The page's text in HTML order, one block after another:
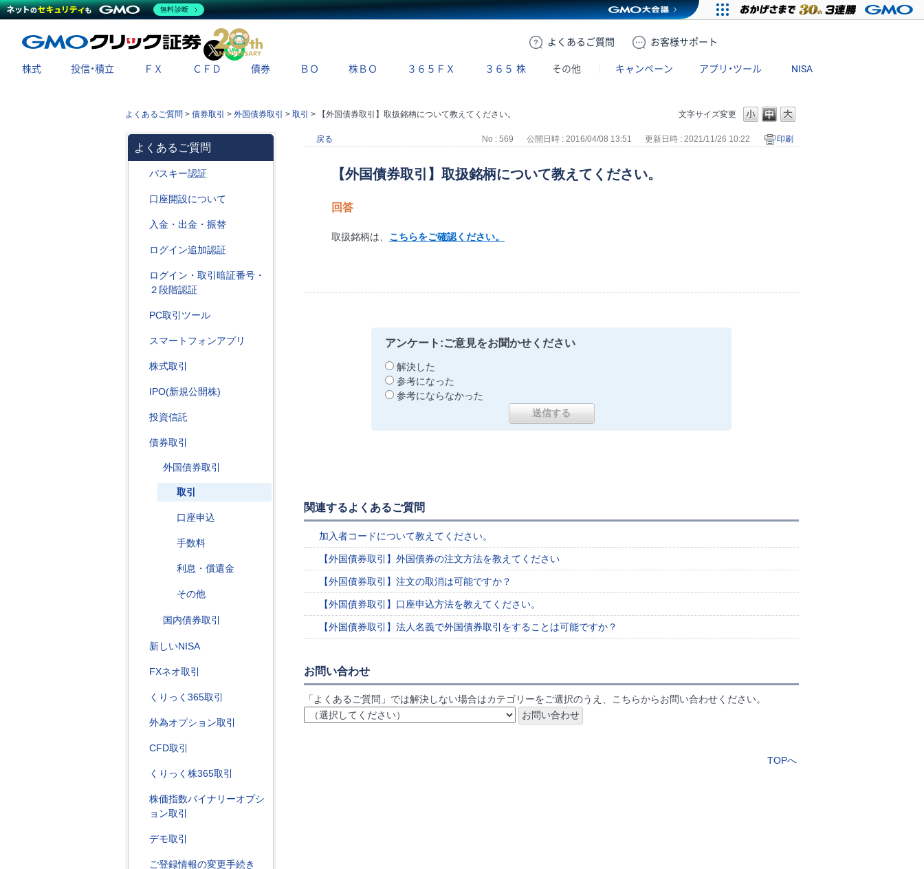
よくある ご質問 お客様サポート
X
株式 投信・積立 ＦＸ ＣＦＤ 債券 ＢＯ 株ＢＯ ３６５ＦＸ ３６５ 株 その他 キャンペーン アプリ・ツール NISA
文字サイズ変更
よくあるご質問 > 債券取引 > 外国債券取引 > 取引 > 【外国債券取引】取扱銘柄について教えてください。
よくあるご質問
パスキー認証
口座開設について
入金・出金・振替
ログイン追加認証
ログイン・取引暗証番号・
２段階認証
PC取引ツール
スマートフォンアプリ
株式取引
IPO(新規公開株)
投資信託
債券取引
外国債券取引
取引
口座申込
手数料
利息・償還金
その他
国内債券取引
新しいNISA
FXネオ取引
くりっく365取引
外為オプション取引
CFD取引
くりっく株365取引
株価指数バイナリーオプシ
ョン取引
デモ取引
ご登録情報の変更手続き
戻る No : 569 公開日時 : 2016/04/08 13:51 更新日時 : 2021/11/26 10:22 印刷
【外国債券取引】取扱銘柄について教えてください。
回答
取扱銘柄は、 こちらをご確認ください。
アンケート:ご意見をお聞かせください
解決した
参考になった
参考にならなかった
関連するよくあるご質問
加入者コードについて教えてください。
【外国債券取引】外国債券の注文方法を教えてください
【外国債券取引】注文の取消は可能ですか？
【外国債券取引】口座申込方法を教えてください。
【外国債券取引】法人名義で外国債券取引をすることは可能ですか？
お問い合わせ
「よくあるご質問」では解決しない場合はカテゴリーをご選択のうえ、こちらからお問い合わせください。
TOPへ
無料診断